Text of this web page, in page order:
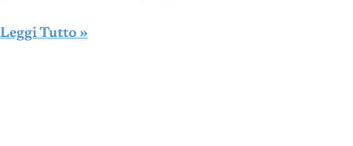
Leggi Tutto »